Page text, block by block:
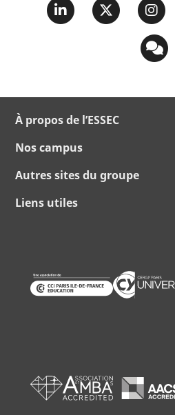
À propos de l’ESSEC
Nos campus
Autres sites du groupe
Liens utiles